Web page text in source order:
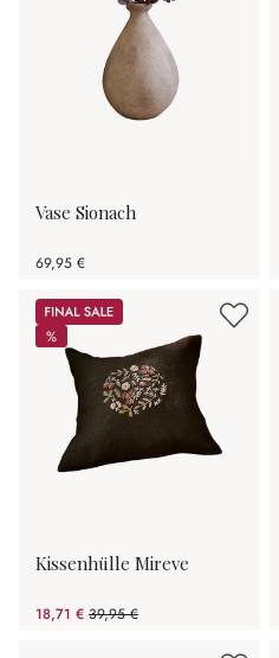
Vase Sionach
69,95 €
Sale
%
%
Kissenhülle Mireve
18,71 € 39,95 €
(53.17% gespart)